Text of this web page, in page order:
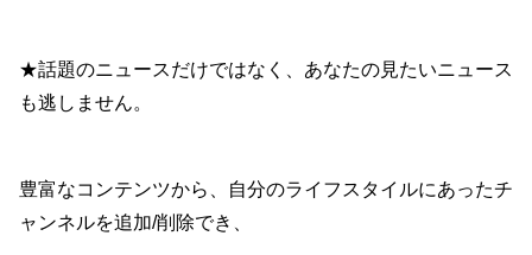
★話題のニュースだけではなく、あなたの見たいニュース
も逃しません。
豊富なコンテンツから、自分のライフスタイルにあったチ
ャンネルを追加/削除でき、